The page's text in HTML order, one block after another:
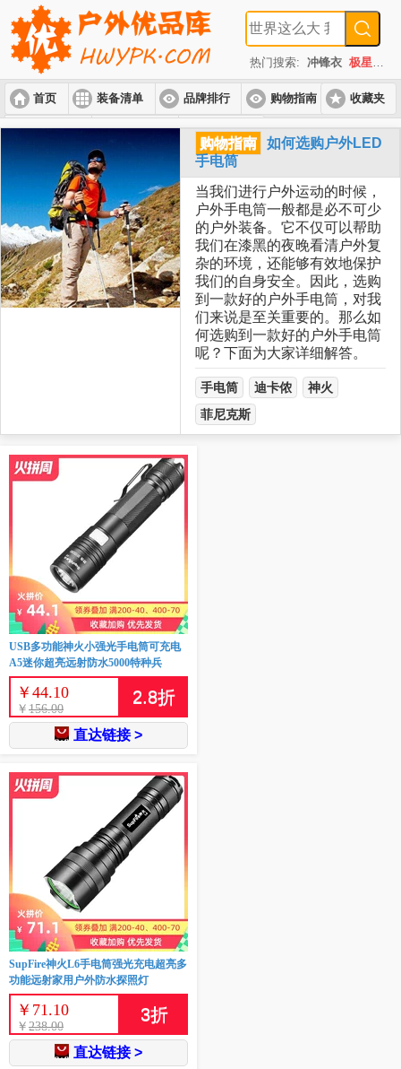
热门搜索: 冲锋衣 极星
首页 装备清单 品牌排行 购物指南
入门套装 进阶套装 高端套装
收藏夹
购物指南
如何选购户外LED
手电筒
当我们进行户外运动的时候，
户外手电筒一般都是必不可少
的户外装备。它不仅可以帮助
我们在漆黑的夜晚看清户外复
杂的环境，还能够有效地保护
我们的自身安全。因此，选购
到一款好的户外手电筒，对我
们来说是至关重要的。那么如
何选购到一款好的户外手电筒
呢？下面为大家详细解答。
手电筒 迪卡侬
神火
菲尼克斯
USB多功能神火小强光手电筒可充电
A5迷你超亮远射防水5000特种兵
￥ 44.10
￥ 156.00
2.8折
直达链接 >
SupFire神火L6手电筒强光充电超亮多
功能远射家用户外防水探照灯
￥ 71.10
￥ 238.00
3折
直达链接 >